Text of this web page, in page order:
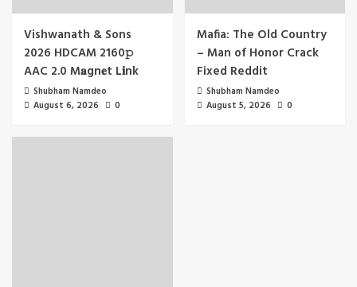
Vishwanath & Sons
2026 HDCAM 2160𝚙
AAC 2.0 M𝐚gn𝐞t L𝐢nk
Shubham Namdeo
August 6, 2026
0
Mafia: The Old Country
– Man of Honor Crack
Fixed Reddit
Shubham Namdeo
August 5, 2026
0